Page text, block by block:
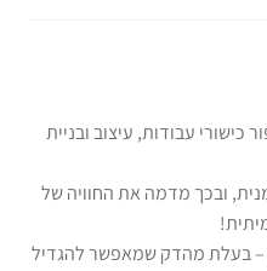
כישורי עבודות, עיצוב ובניית
ובכך מדמה את החוויה של
– בעלת מהדק שמאפשר להגדיל